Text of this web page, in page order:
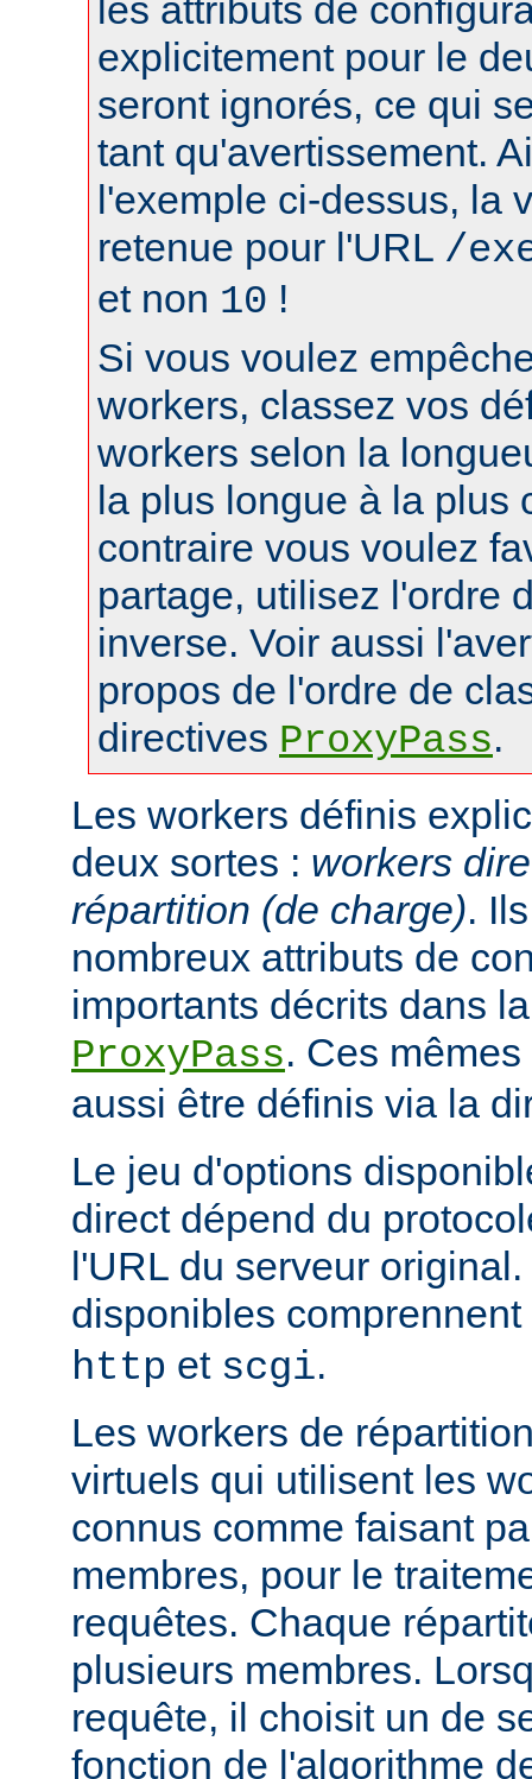
les attributs de
explicitement pour le
seront ignorés, ce qui
tant qu'avertissement.
l'exemple ci-dessus, la
retenue pour l'URL /
et non 10 !
Si vous voulez
workers, classez vos
workers selon la
la plus longue à la plus
contraire vous voulez
partage, utilisez l'ordre
inverse. Voir aussi
propos de l'ordre de
directives ProxyPass.
Les workers définis
deux sortes : workers
répartition (de charge).
nombreux attributs de
importants décrits dans
ProxyPass. Ces
aussi être définis via la
Le jeu d'options
direct dépend du
l'URL du serveur
disponibles comprennent
http et scgi.
Les workers de
virtuels qui utilisent les
connus comme faisant
membres, pour le
requêtes. Chaque
plusieurs membres.
requête, il choisit un de
fonction de l'algorithme